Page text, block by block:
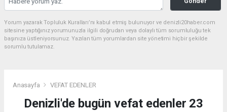
Yorum yazarak Topluluk Kuralları’nı kabul etmiş bulunuyor ve denizli20haber.com
sitesine yaptığınız yorumunuzla ilgili doğrudan veya dolaylı tüm sorumluluğu tek
başınıza üstleniyorsunuz. Yazılan tüm yorumlardan site yönetimi hiçbir şekilde
sorumlu tutulamaz.
Anasayfa VEFAT EDENLER
Denizli'de bugün vefat edenler 23